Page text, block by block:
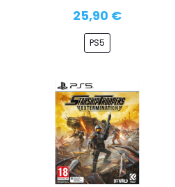
25,90 €
PS5